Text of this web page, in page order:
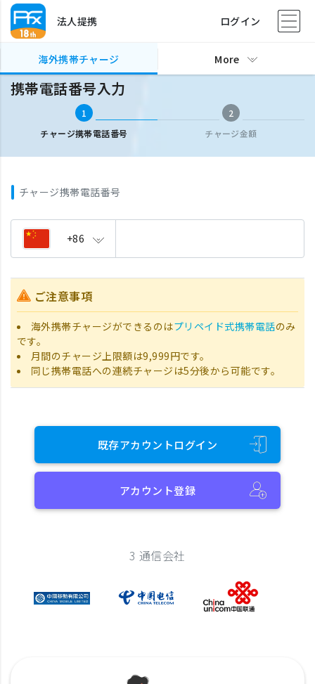
法人提携 ログイン
海外携帯チャージ More
海外携帯チャージ 携帯電話番号入力
携帯電話番号入力
1
チャージ携帯電話番号
2
チャージ金額
チャージ携帯電話番号
+86
ご注意事項
海外携帯チャージができるのはプリペイド式携帯電話のみ
です。
月間のチャージ上限額は9,999円です。
同じ携帯電話への連続チャージは5分後から可能です。
既存アカウントログイン
アカウント登録
3 通信会社